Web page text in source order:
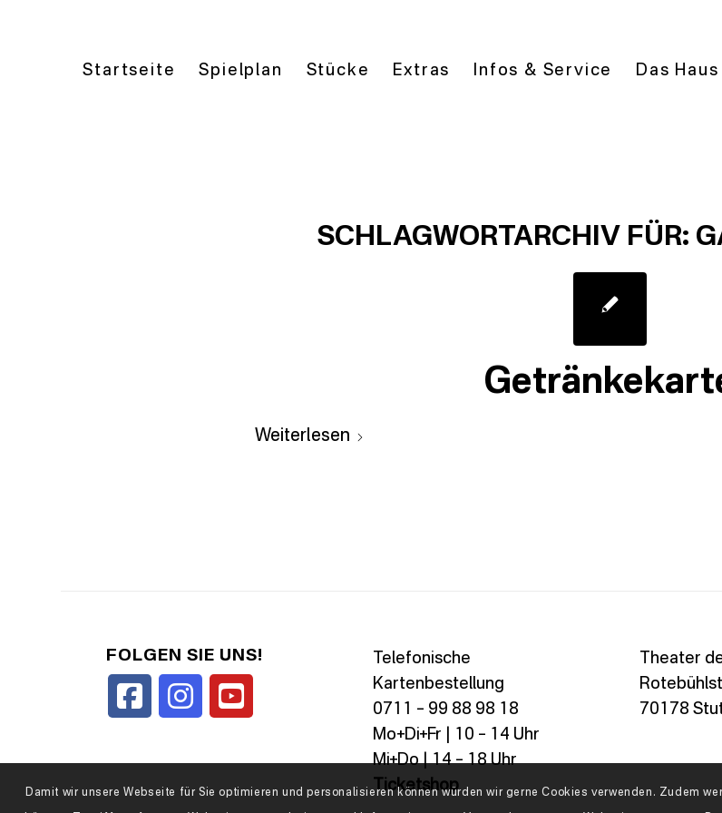
Startseite Spielplan Stücke Extras Infos & Service Das Haus
SCHLAGWORTARCHIV FÜR:
Weiterlesen
FOLGEN SIE UNS!
Telefonische
Kartenbestellung
0711 – 99 88 98 18
Mo+Di+Fr | 10 – 14 Uhr
Mi+Do | 14 – 18 Uhr
Ticketshop
Theater
70178
Damit wir unsere Webseite für Sie optimieren und personalisieren können würden wir gerne Cookies verwenden. Zudem